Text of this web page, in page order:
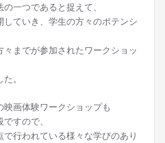
一つであると捉えて、
ていき、学生の方々のポテンシ
までが参加されたワークショッ
。
画体験ワークショップも
すので、
行われている様々な学びのあり